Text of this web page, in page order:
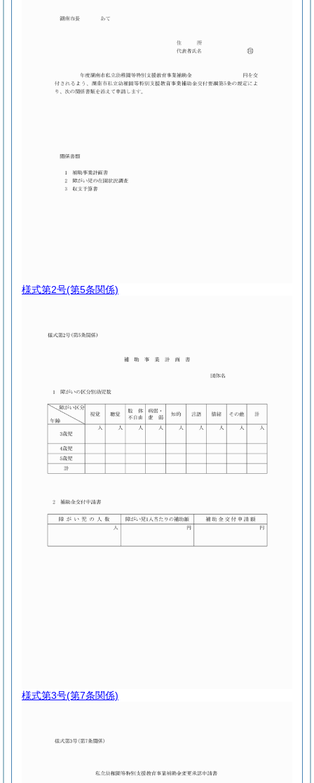
様式第2号(第5条関係)
様式第3号(第7条関係)